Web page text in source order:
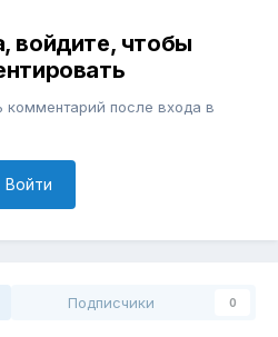
войдите, чтобы
комментарий после входа в
Войти
Подписчики 0